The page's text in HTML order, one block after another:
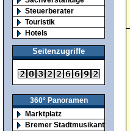
Steuerberater
Touristik
Hotels
Seitenzugriffe
360° Panoramen
Marktplatz
Bremer Stadtmusikanten